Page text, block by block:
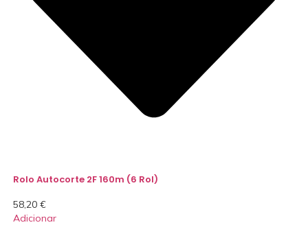
Rolo Autocorte 2F 160m (6 Rol)
58,20 €
Adicionar